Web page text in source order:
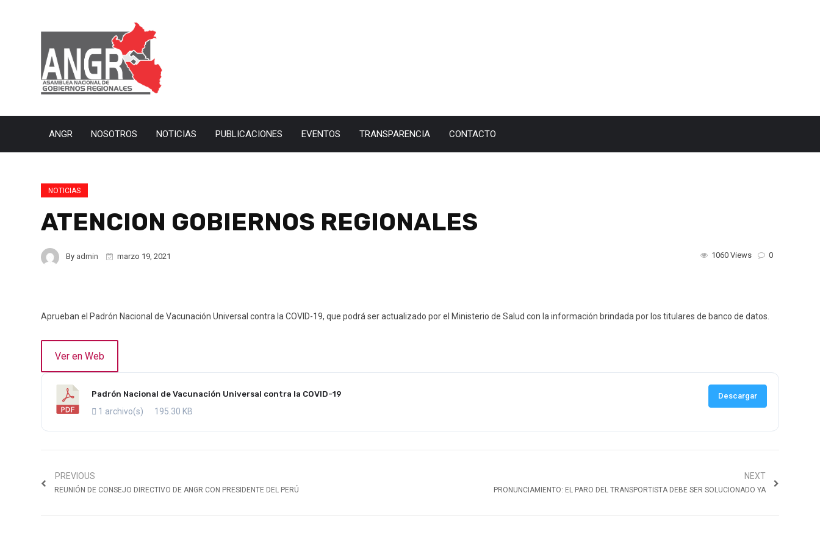
ANGR NOSOTROS NOTICIAS PUBLICACIONES EVENTOS TRANSPARENCIA CONTACTO
NOTICIAS
ATENCION GOBIERNOS REGIONALES
By admin marzo 19, 2021 0
1060 Views
Aprueban el Padrón Nacional de Vacunación Universal contra la COVID-19, que podrá ser actualizado por el Ministerio de Salud con la información brindada por los titulares de banco de datos.
Ver en Web
Padrón Nacional de Vacunación Universal contra la COVID-19
1 archivo(s) 195.30 KB
Descargar
PREVIOUS
REUNIÓN DE CONSEJO DIRECTIVO DE ANGR CON PRESIDENTE DEL PERÚ
NEXT
PRONUNCIAMIENTO: EL PARO DEL TRANSPORTISTA DEBE SER SOLUCIONADO YA